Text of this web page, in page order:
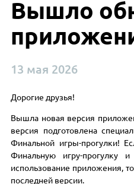
Вышло
13 мая 2026
Дорогие друзья!
Вышла новая версия
версия подготовлена
Финальной игры-прогулки!
Финальную игру-прогулку
использование приложения, то
последней версии.